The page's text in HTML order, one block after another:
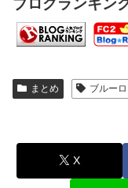
ブログランキン
まとめ ブルー
X